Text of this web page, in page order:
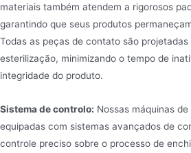
materiais também atendem a rigorosos
garantindo que seus produtos
Todas as peças de contato são
esterilização, minimizando o tempo de
integridade do produto.
Sistema de controlo: Nossas máquinas
equipadas com sistemas avançados de
controle preciso sobre o processo de